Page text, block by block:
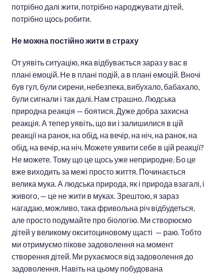
потрібно далі жити, потрібно народжувати дітей,
потрібно щось робити.
Не можна постійно жити в страху
От уявіть ситуацію, яка відбувається зараз у вас в
плані емоцій. Не в плані подій, а в плані емоцій. Вночі
був гул, були сирени, небезпека, вибухало, бабахало,
були сигнали і так далі. Нам страшно. Людська
природна реакція — боятися. Дуже добра захисна
реакція. А тепер уявіть, що ви і залишилися в цій
реакції на ранок, на обід, на вечір, на ніч, на ранок, на
обід, на вечір, на ніч. Можете уявити себе в цій реакції?
Не можете. Тому що це щось уже неприродне. Бо це
вже виходить за межі просто життя. Починається
велика мука. А людська природа, як і природа взагалі, і
живого, — це не жити в муках. Зрештою, я зараз
нагадаю, можливо, така фривольна річ відбудеться,
але просто подумайте про біологію. Ми створюємо
дітей у великому окситоциновому щасті — раю. Тобто
ми отримуємо пікове задоволення на момент
створення дітей. Ми рухаємося від задоволення до
задоволення. Навіть на цьому побудована